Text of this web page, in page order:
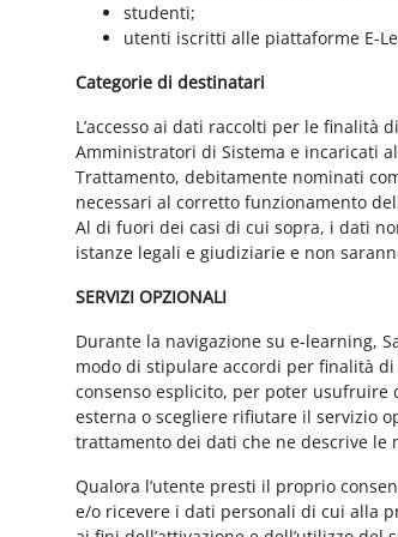
studenti;
utenti iscritti alle piattaforme E-
Categorie di destinatari
L’accesso ai dati raccolti per le finalità
Amministratori di Sistema e incaricati
Trattamento, debitamente nominati
necessari al corretto funzionamento
Al di fuori dei casi di cui sopra, i dati
istanze legali e giudiziarie e non
SERVIZI OPZIONALI
Durante la navigazione su e-learning,
modo di stipulare accordi per finalità
consenso esplicito, per poter
esterna o scegliere rifiutare il servizio
trattamento dei dati che ne descrive
Qualora l’utente presti il proprio
e/o ricevere i dati personali di cui alla